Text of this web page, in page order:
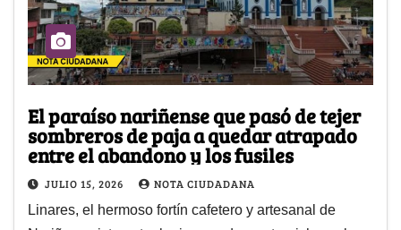
El paraíso nariñense que pasó de tejer
sombreros de paja a quedar atrapado
entre el abandono y los fusiles
JULIO 15, 2026 NOTA CIUDADANA
Linares, el hermoso fortín cafetero y artesanal de